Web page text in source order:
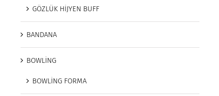
GÖZLÜK HİJYEN BUFF
BANDANA
BOWLİNG
BOWLİNG FORMA